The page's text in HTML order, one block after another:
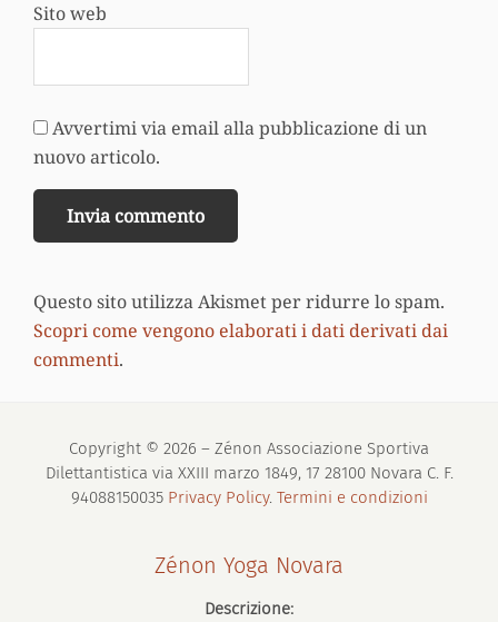
Sito web
Avvertimi via email alla pubblicazione di un
nuovo articolo.
Questo sito utilizza Akismet per ridurre lo spam.
Scopri come vengono elaborati i dati derivati dai
commenti.
Copyright © 2026 – Zénon Associazione Sportiva
Dilettantistica via XXIII marzo 1849, 17 28100 Novara C. F.
94088150035 Privacy Policy. Termini e condizioni
Zénon Yoga Novara
Descrizione: